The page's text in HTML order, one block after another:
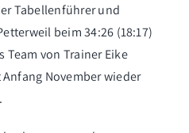
Tabellenführer und
beim 34:26 (18:17)
Team von Trainer Eike
November wieder